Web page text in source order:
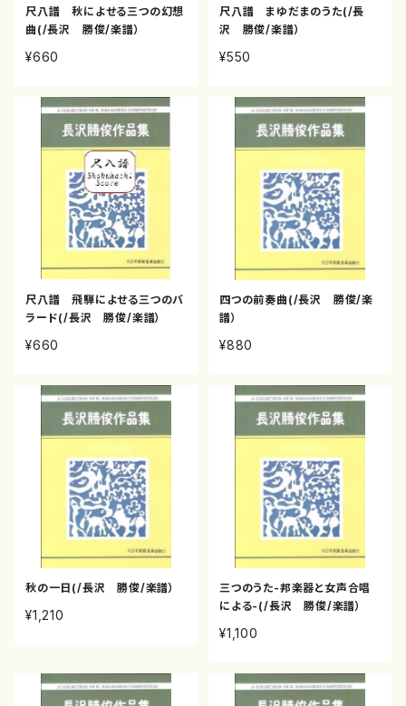
尺八譜 秋によせる三つの幻想
曲(/長沢 勝俊/楽譜）
¥660
尺八譜 まゆだまのうた(/長
沢 勝俊/楽譜）
¥550
尺八譜 飛騨によせる三つのバ
ラード(/長沢 勝俊/楽譜）
¥660
四つの前奏曲(/長沢 勝俊/楽
譜）
¥880
秋の一日(/長沢 勝俊/楽譜）
¥1,210
三つのうた-邦楽器と女声合唱
による-(/長沢 勝俊/楽譜）
¥1,100